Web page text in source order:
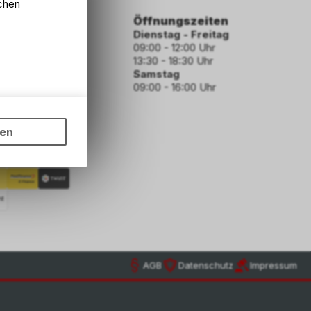
Öffnungszeiten
Dienstag - Freitag
09:00 - 12:00 Uhr
13:30 - 18:30 Uhr
Samstag
09:00 - 16:00 Uhr
AGB Datenschutz Impressum
Sie,